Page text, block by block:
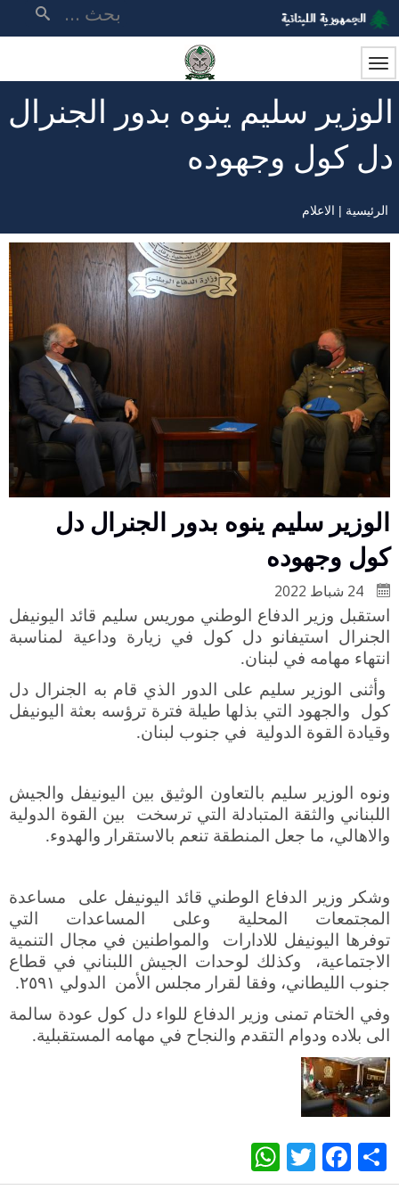
تجاوز
إلى
المحتوى
الرئيسي
الوزير سليم ينوه بدور الجنرال
دل كول وجهوده
مسار
التنقل
الرئيسية الاعلام
الوزير سليم ينوه بدور الجنرال دل
كول وجهوده
استقبل وزير الدفاع الوطني موريس سليم قائد اليونيفل
الجنرال استيفانو دل كول في زيارة وداعية لمناسبة
انتهاء مهامه في لبنان.
وأثنى الوزير سليم على الدور الذي قام به الجنرال دل
كول والجهود التي بذلها طيلة فترة ترؤسه بعثة اليونيفل
وقيادة القوة الدولية في جنوب لبنان.
ونوه الوزير سليم بالتعاون الوثيق بين اليونيفل والجيش
اللبناني والثقة المتبادلة التي ترسخت بين القوة الدولية
والاهالي، ما جعل المنطقة تنعم بالاستقرار والهدوء.
وشكر وزير الدفاع الوطني قائد اليونيفل على مساعدة
المجتمعات المحلية وعلى المساعدات التي
توفرها اليونيفل للادارات والمواطنين في مجال التنمية
الاجتماعية، وكذلك لوحدات الجيش اللبناني في قطاع
جنوب الليطاني، وفقا لقرار مجلس الأمن الدولي ٢٥٩١
.
وفي الختام تمنى وزير الدفاع للواء دل كول عودة سالمة
الى بلاده ودوام التقدم والنجاح في مهامه المستقبلية.
Share
Facebook
Twitter